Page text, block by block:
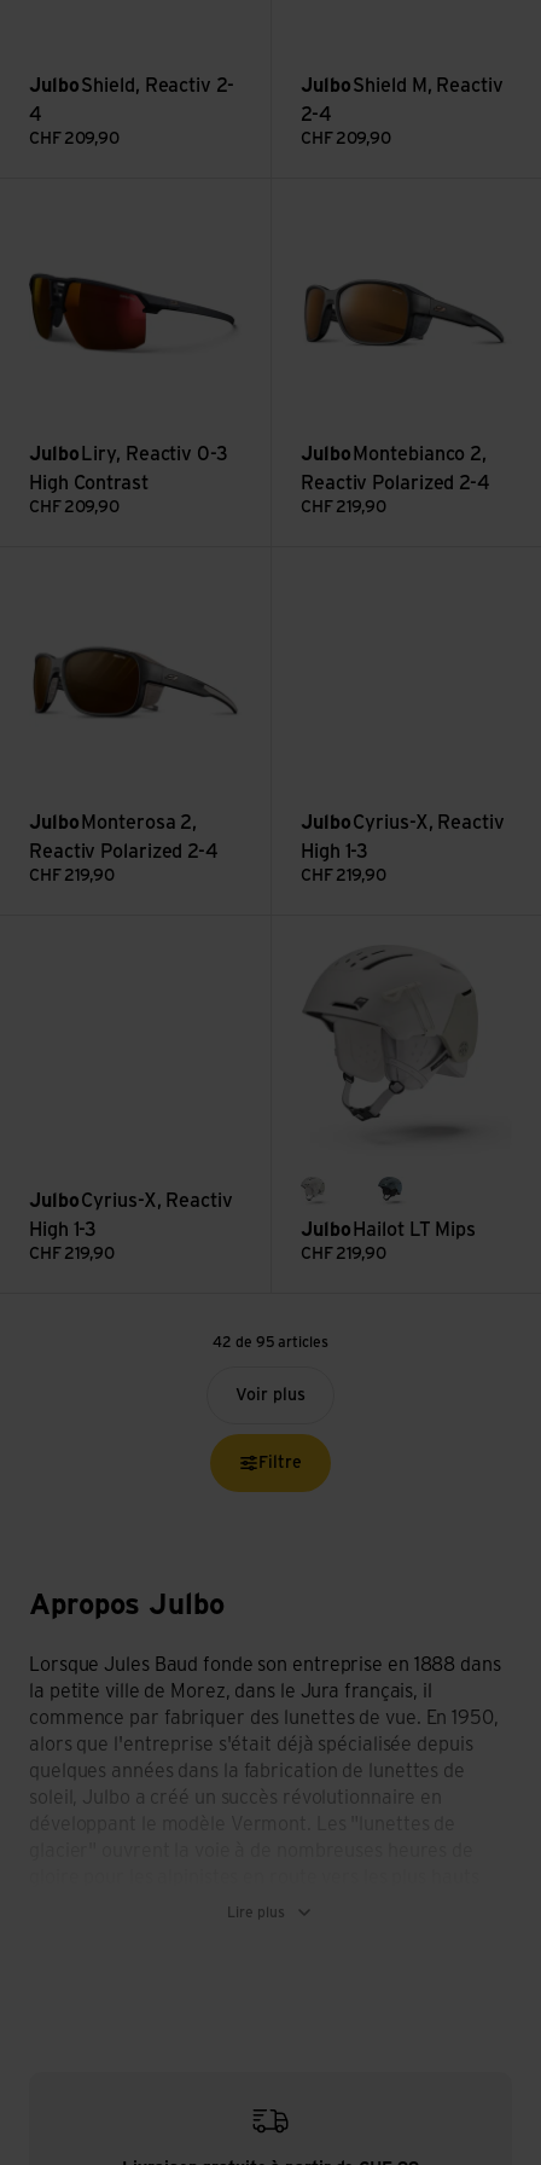
JulboShield, Reactiv 2-
4
CHF 209,90
JulboShield M, Reactiv
2-4
CHF 209,90
Julbo Liry, Reactiv 0-3
High Contrast
CHF 209,90
Julbo Montebianco 2,
Reactiv Polarized 2-4
CHF 219,90
Julbo Monterosa 2,
Reactiv Polarized 2-4
CHF 219,90
JulboCyrius-X, Reactiv
High 1-3
CHF 219,90
JulboCyrius-X, Reactiv
High 1-3
CHF 219,90
hellgrau/weiss
schwarz/weiss
dunkelblau/blau
Julbo Hailot LT Mips
CHF 219,90
42 de 95 articles
Voir plus
Apropos Julbo
Lorsque Jules Baud fonde son entreprise en 1888 dans
la petite ville de Morez, dans le Jura français, il
commence par fabriquer des lunettes de vue. En 1950,
alors que l'entreprise s'était déjà spécialisée depuis
quelques années dans la fabrication de lunettes de
soleil, Julbo a créé un succès révolutionnaire en
sommets du monde. Les légendaires lunettes de glacier
de verres high-tech (Zebra, Zebra Light, Octopus,
Lire plus